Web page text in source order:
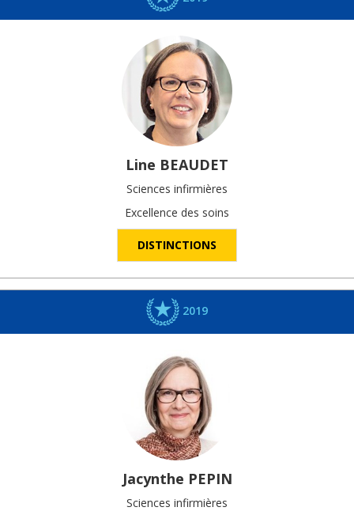
Line BEAUDET
Sciences infirmières
Excellence des soins
DISTINCTIONS
2019
Jacynthe PEPIN
Sciences infirmières